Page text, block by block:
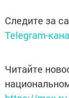
Следите за
Telegram-
Читайте